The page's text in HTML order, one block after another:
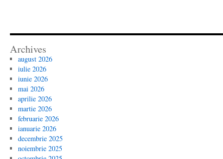
Archives
august 2026
iulie 2026
iunie 2026
mai 2026
aprilie 2026
martie 2026
februarie 2026
ianuarie 2026
decembrie 2025
noiembrie 2025